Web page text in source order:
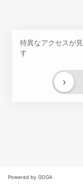
特異なアクセスが
す
›
Powered by GOGA